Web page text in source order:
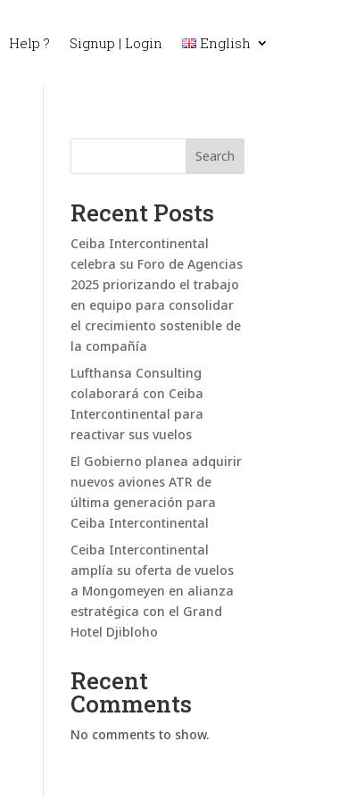
Help ? Signup | Login English
Search
Recent Posts
Ceiba Intercontinental
celebra su Foro de Agencias
2025 priorizando el trabajo
en equipo para consolidar
el crecimiento sostenible de
la compañía
Lufthansa Consulting
colaborará con Ceiba
Intercontinental para
reactivar sus vuelos
El Gobierno planea adquirir
nuevos aviones ATR de
última generación para
Ceiba Intercontinental
Ceiba Intercontinental
amplía su oferta de vuelos
a Mongomeyen en alianza
estratégica con el Grand
Hotel Djibloho
Recent
Comments
No comments to show.